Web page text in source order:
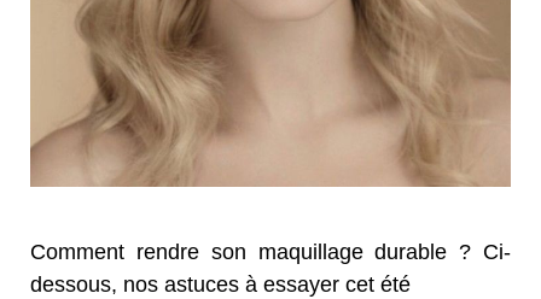
Comment rendre son maquillage durable ? Ci-
dessous, nos astuces à essayer cet été